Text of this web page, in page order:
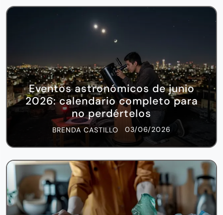
Eventos astronómicos de junio
2026: calendario completo para
no perdértelos
BRENDA CASTILLO 03/06/2026